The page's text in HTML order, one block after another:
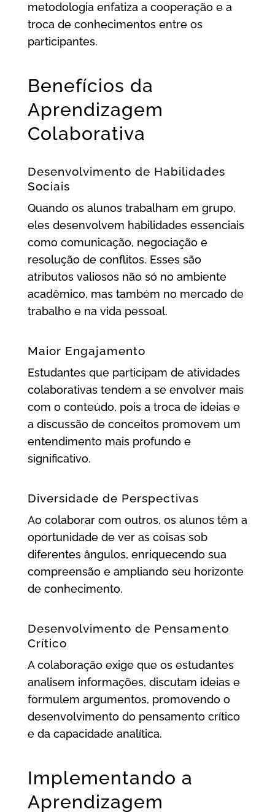
metodologia enfatiza a cooperação e a
troca de conhecimentos entre os
participantes.
Benefícios da
Aprendizagem
Colaborativa
Desenvolvimento de Habilidades
Sociais
Quando os alunos trabalham em grupo,
eles desenvolvem habilidades essenciais
como comunicação, negociação e
resolução de conflitos. Esses são
atributos valiosos não só no ambiente
acadêmico, mas também no mercado de
trabalho e na vida pessoal.
Maior Engajamento
Estudantes que participam de atividades
colaborativas tendem a se envolver mais
com o conteúdo, pois a troca de ideias e
a discussão de conceitos promovem um
entendimento mais profundo e
significativo.
Diversidade de Perspectivas
Ao colaborar com outros, os alunos têm a
oportunidade de ver as coisas sob
diferentes ângulos, enriquecendo sua
compreensão e ampliando seu horizonte
de conhecimento.
Desenvolvimento de Pensamento
Crítico
A colaboração exige que os estudantes
analisem informações, discutam ideias e
formulem argumentos, promovendo o
desenvolvimento do pensamento crítico
e da capacidade analítica.
Implementando a
Aprendizagem